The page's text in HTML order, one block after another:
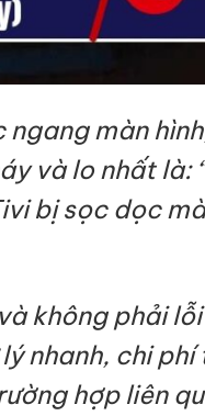
màn
và lo nhất là:
bị sọc dọc
không phải
nhanh, chi
hợp liên